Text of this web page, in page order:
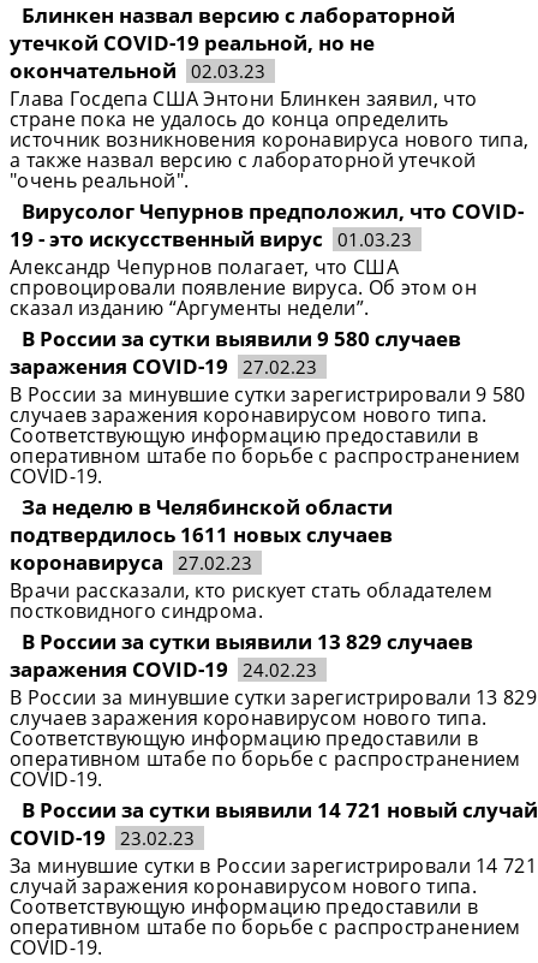
Блинкен назвал версию с лабораторной
утечкой COVID-19 реальной, но не
окончательной
02.03.23
Глава Госдепа США Энтони Блинкен заявил, что
стране пока не удалось до конца определить
источник возникновения коронавируса нового типа,
а также назвал версию с лабораторной утечкой
"очень реальной".
Вирусолог Чепурнов предположил, что COVID-
19 - это искусственный вирус
01.03.23
Александр Чепурнов полагает, что США
спровоцировали появление вируса. Об этом он
сказал изданию “Аргументы недели”.
В России за сутки выявили 9 580 случаев
заражения COVID-19
27.02.23
В России за минувшие сутки зарегистрировали 9 580
случаев заражения коронавирусом нового типа.
Соответствующую информацию предоставили в
оперативном штабе по борьбе с распространением
COVID-19.
За неделю в Челябинской области
подтвердилось 1611 новых случаев
коронавируса
27.02.23
Врачи рассказали, кто рискует стать обладателем
постковидного синдрома.
В России за сутки выявили 13 829 случаев
заражения COVID-19
24.02.23
В России за минувшие сутки зарегистрировали 13 829
случаев заражения коронавирусом нового типа.
Соответствующую информацию предоставили в
оперативном штабе по борьбе с распространением
COVID-19.
В России за сутки выявили 14 721 новый случай
COVID-19
23.02.23
За минувшие сутки в России зарегистрировали 14 721
случай заражения коронавирусом нового типа.
Соответствующую информацию предоставили в
оперативном штабе по борьбе с распространением
COVID-19.